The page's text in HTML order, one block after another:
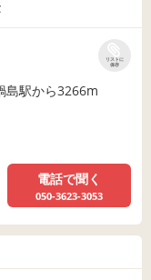
リストに
保存
島駅から3266m
電話で聞く
050-3623-3053